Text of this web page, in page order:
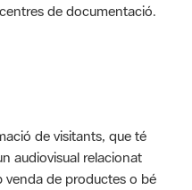
de documentació.
de visitants, que té
audiovisual relacionat
de productes o bé